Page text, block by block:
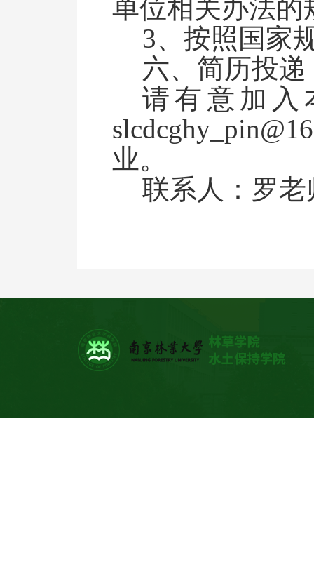
单位相关办法的
3、 按照国家
六、简历投递
请有意加入
业。
联系人：罗老